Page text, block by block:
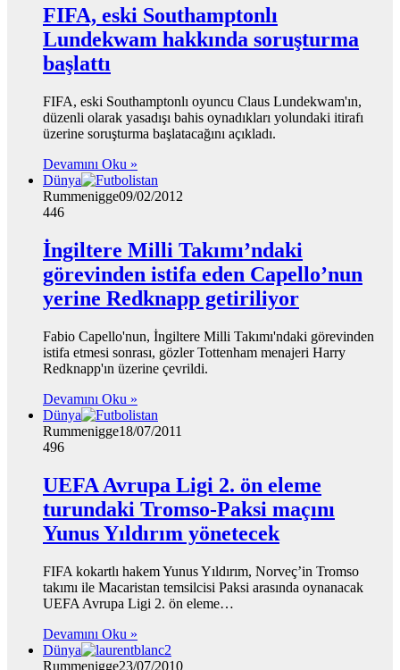
FIFA, eski Southamptonlı
Lundekwam hakkında soruşturma
başlattı
FIFA, eski Southamptonlı oyuncu Claus Lundekwam'ın,
düzenli olarak yasadışı bahis oynadıkları yolundaki itirafı
üzerine soruşturma başlatacağını açıkladı.
Devamını Oku »
Dünya
Rummenigge09/02/2012
446
İngiltere Milli Takımı’ndaki
görevinden istifa eden Capello’nun
yerine Redknapp getiriliyor
Fabio Capello'nun, İngiltere Milli Takımı'ndaki görevinden
istifa etmesi sonrası, gözler Tottenham menajeri Harry
Redknapp'ın üzerine çevrildi.
Devamını Oku »
Dünya
Rummenigge18/07/2011
496
UEFA Avrupa Ligi 2. ön eleme
turundaki Tromso-Paksi maçını
Yunus Yıldırım yönetecek
FIFA kokartlı hakem Yunus Yıldırım, Norveç’in Tromso
takımı ile Macaristan temsilcisi Paksi arasında oynanacak
UEFA Avrupa Ligi 2. ön eleme…
Devamını Oku »
Dünya
Rummenigge23/07/2010